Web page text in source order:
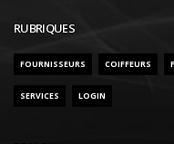
RUBRIQUES
FOURNISSEURS COIFFEURS
SERVICES LOGIN